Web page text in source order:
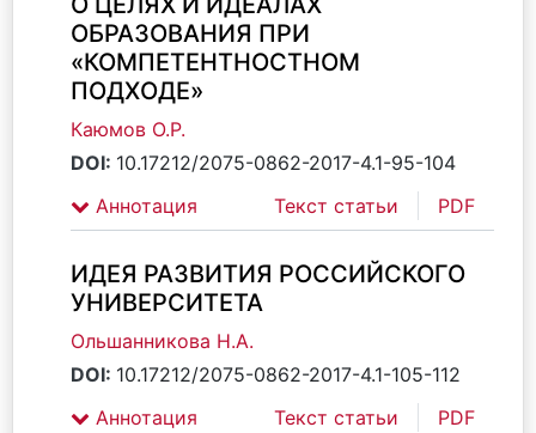
ОБРАЗОВАНИЯ ПРИ
«КОМПЕТЕНТНОСТНОМ
ПОДХОДЕ»
Каюмов О.Р.
DOI: 10.17212/2075-0862-2017-4.1-95-104
Аннотация
Текст статьи PDF
ИДЕЯ РАЗВИТИЯ РОССИЙСКОГО
УНИВЕРСИТЕТА
Ольшанникова Н.А.
DOI: 10.17212/2075-0862-2017-4.1-105-112
Аннотация
Текст статьи PDF